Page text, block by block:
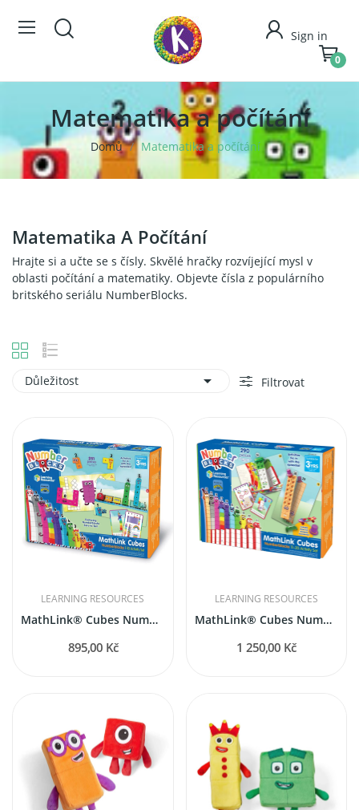
Sign in
0
Matematika a počítání
Domů Matematika a počítání
Matematika A Počítání
Hrajte si a učte se s čísly. Skvělé hračky rozvíjející mysl v
oblasti počítání a matematiky. Objevte čísla z populárního
britského seriálu NumberBlocks.
Důležitost  Filtrovat
LEARNING RESOURCES
MathLink® Cubes Numberblocks 1-10 Activity Set
895,00 Kč
LEARNING RESOURCES
MathLink® Cubes Numberblocks 11-20 Activity Set
1 250,00 Kč